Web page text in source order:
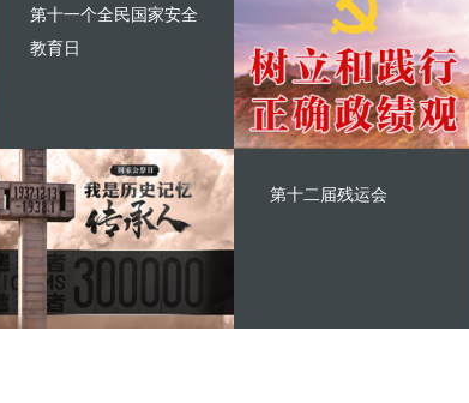
第十一个全民国家安全
教育日
第十二届残运会